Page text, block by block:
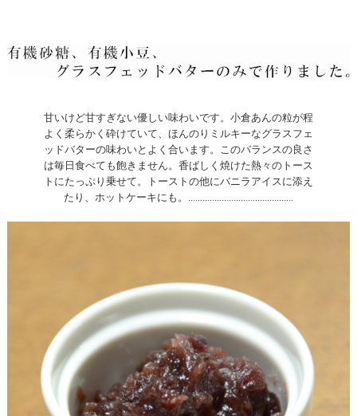
甘いけど甘すぎない優しい味わいです。小倉あんの粒が程
よく柔らかく砕けていて、ほんのりミルキーなグラスフェ
ッドバターの味わいとよく合います。このバランスの良さ
は毎日食べても飽きません。香ばしく焼けた熱々のトース
トにたっぷり乗せて。トーストの他にバニラアイスに添え
たり、ホットケーキにも。............................................